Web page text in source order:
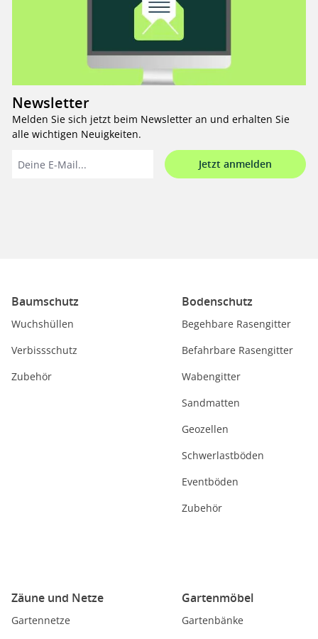
Newsletter
Melden Sie sich jetzt beim Newsletter an und erhalten Sie
alle wichtigen Neuigkeiten.
Jetzt anmelden
Baumschutz
Wuchshüllen
Verbissschutz
Zubehör
Bodenschutz
Begehbare Rasengitter
Befahrbare Rasengitter
Wabengitter
Sandmatten
Geozellen
Schwerlastböden
Eventböden
Zubehör
Zäune und Netze
Gartennetze
Gartenmöbel
Gartenbänke